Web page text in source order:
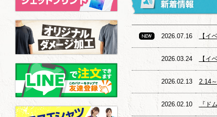
2026.07.16 【イ
2026.03.24 【イ
2026.02.13 2.14
2026.02.10 『ド